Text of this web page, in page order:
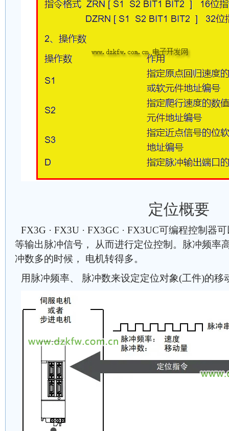
定位概要
FX3G · FX3U · FX3GC · FX3UC可编程控制器
等输出脉冲信号， 从而进行定位控制。脉冲频率
冲数多的时候， 电机转得多。
用脉冲频率、 脉冲数来设定定位对象(工件)的移